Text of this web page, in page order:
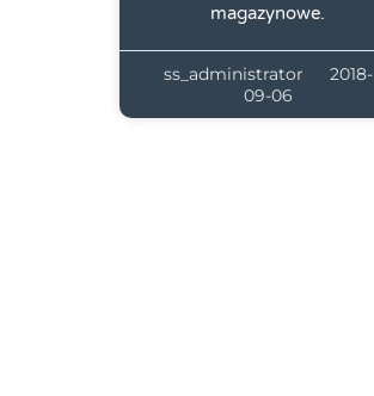
magazynowe.
ss_administrator
2018-
09-06